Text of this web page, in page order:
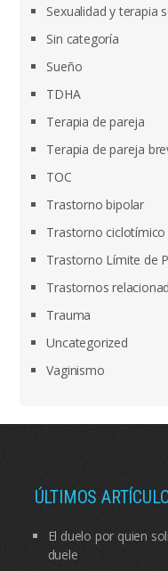
Sexualidad y terapia
Sin categoría
Sueño
TDHA
Terapia de pareja
Terapia de pareja
TOC
Trastorno bipolar
Trastorno ciclotímico
Trastorno Límite de
Trastornos
Trauma
Uncategorized
Vaginismo
ÚLTIMOS
El duelo por quien
duele